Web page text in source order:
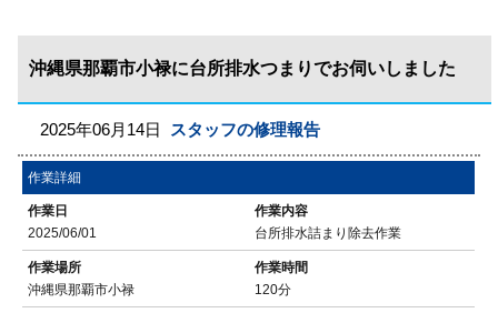
沖縄県那覇市小禄に台所排水つまりでお伺いしました
2025年06月14日 スタッフの修理報告
作業詳細
作業日
2025/06/01
作業内容
台所排水詰まり除去作業
作業場所
沖縄県那覇市小禄
作業時間
120分